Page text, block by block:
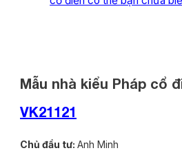
Mẫu nhà kiểu Pháp cổ
VK21121
Chủ đầu tư: Anh Minh